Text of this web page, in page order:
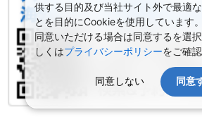
供する目的及び当社サイト外で最適
とを目的にCookieを使用しています
同意いただける場合は同意するを選
しくはプライバシーポリシーをご確
同意しない 同意